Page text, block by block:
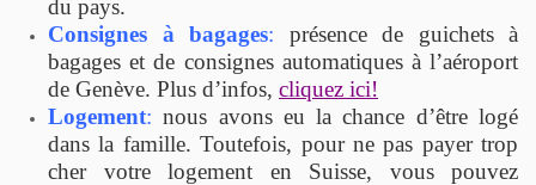
du pays.
Consignes à bagages: présence de guichets à
bagages et de consignes automatiques à l’aéroport
de Genève. Plus d’infos, cliquez ici!
Logement: nous avons eu la chance d’être logé
dans la famille. Toutefois, pour ne pas payer trop
cher votre logement en Suisse, vous pouvez